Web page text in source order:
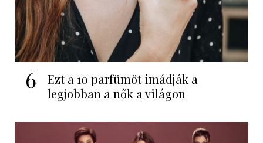
6
Ezt a 10 parfümöt imádják a
legjobban a nők a világon